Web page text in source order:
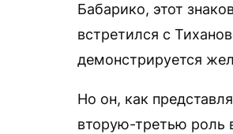
Бабарико, этот
встретился с
демонстрируется
Но он, как
вторую-третью роль